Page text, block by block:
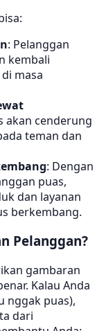
: Pelanggan
kembali
masa
akan cenderung
teman dan
: Dengan
puas,
dan layanan
berkembang.
Pelanggan?
gambaran
Kalau Anda
nggak puas),
dari